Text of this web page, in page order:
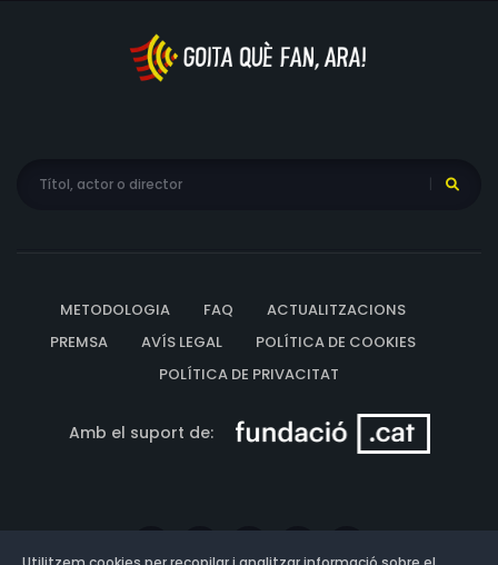
METODOLOGIA FAQ
ACTUALITZACIONS
PREMSA
AVÍS LEGAL
POLÍTICA DE COOKIES
POLÍTICA DE PRIVACITAT
Amb el suport de: